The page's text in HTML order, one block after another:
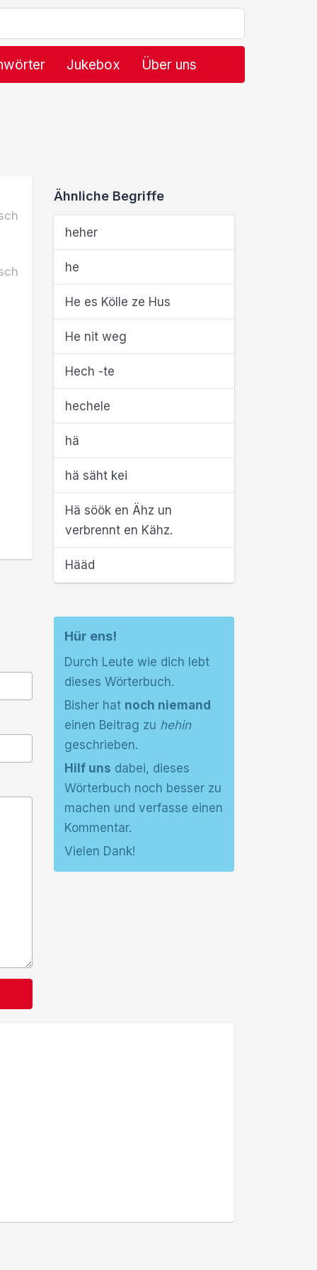
Jukebox Über uns
Ähnliche Begriffe
heher
he
He es Kölle ze Hus
He nit weg
Hech -te
hechele
hä
hä säht kei
Hä söök en Ähz un
verbrennt en Kähz.
Hääd
Hür ens!
Durch Leute wie dich lebt
dieses Wörterbuch.
Bisher hat noch niemand
einen Beitrag zu hehin
geschrieben.
Hilf uns dabei, dieses
Wörterbuch noch besser zu
machen und verfasse einen
Kommentar.
Vielen Dank!